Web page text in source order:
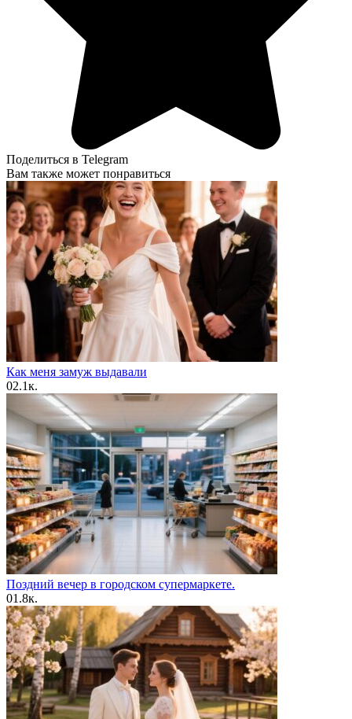
Поделиться в Telegram
Вам также может понравиться
Как меня замуж выдавали
02.1к.
Поздний вечер в городском супермаркете.
01.8к.